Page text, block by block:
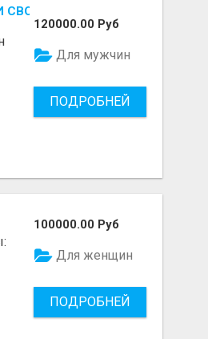
СВОБОДНЫЙ. БЕЗ ОПЫТА
120000.00 Руб
Для мужчин
ПОДРОБНЕЙ
100000.00 Руб
Для женщин
ПОДРОБНЕЙ